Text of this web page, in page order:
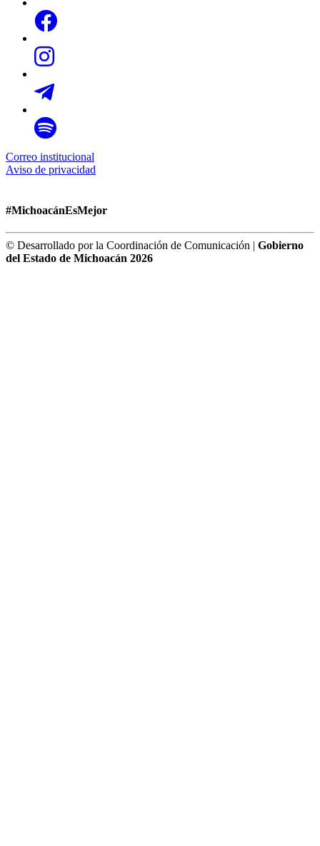
Correo institucional
Aviso de privacidad
#MichoacánEsMejor
© Desarrollado por la Coordinación de Comunicación | Gobierno
del Estado de Michoacán 2026